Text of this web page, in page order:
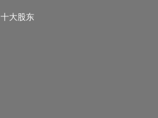
十大股东